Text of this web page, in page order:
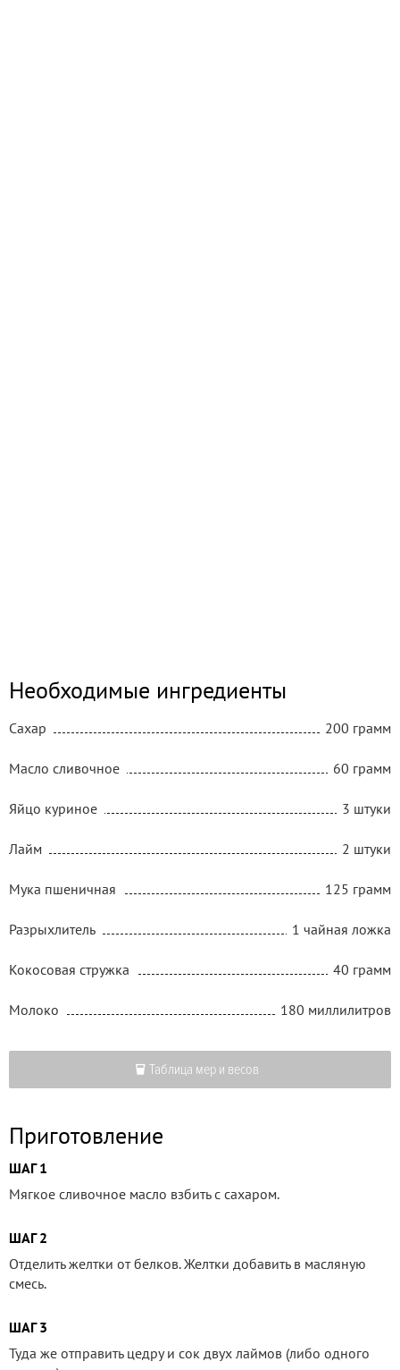
Необходимые ингредиенты
Сахар 200 грамм
Масло сливочное 60 грамм
Яйцо куриное 3 штуки
Лайм 2 штуки
Мука пшеничная 125 грамм
Разрыхлитель 1 чайная ложка
Кокосовая стружка 40 грамм
Молоко 180 миллилитров
Таблица мер и весов
Приготовление
ШАГ 1
Мягкое сливочное масло взбить с сахаром.
ШАГ 2
Отделить желтки от белков. Желтки добавить в масляную
смесь.
ШАГ 3
Туда же отправить цедру и сок двух лаймов (либо одного